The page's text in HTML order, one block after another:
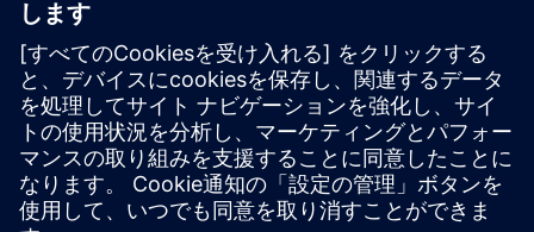
品も調べてください
ナレッジベース
ナレッジベース |SINAMICS G200 ベーシックインバーター